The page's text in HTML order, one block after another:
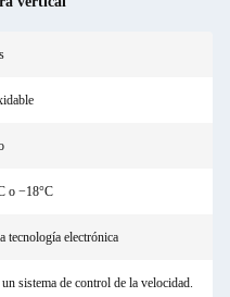
o −18°C
tecnología electrónica
un sistema de control de la velocidad.